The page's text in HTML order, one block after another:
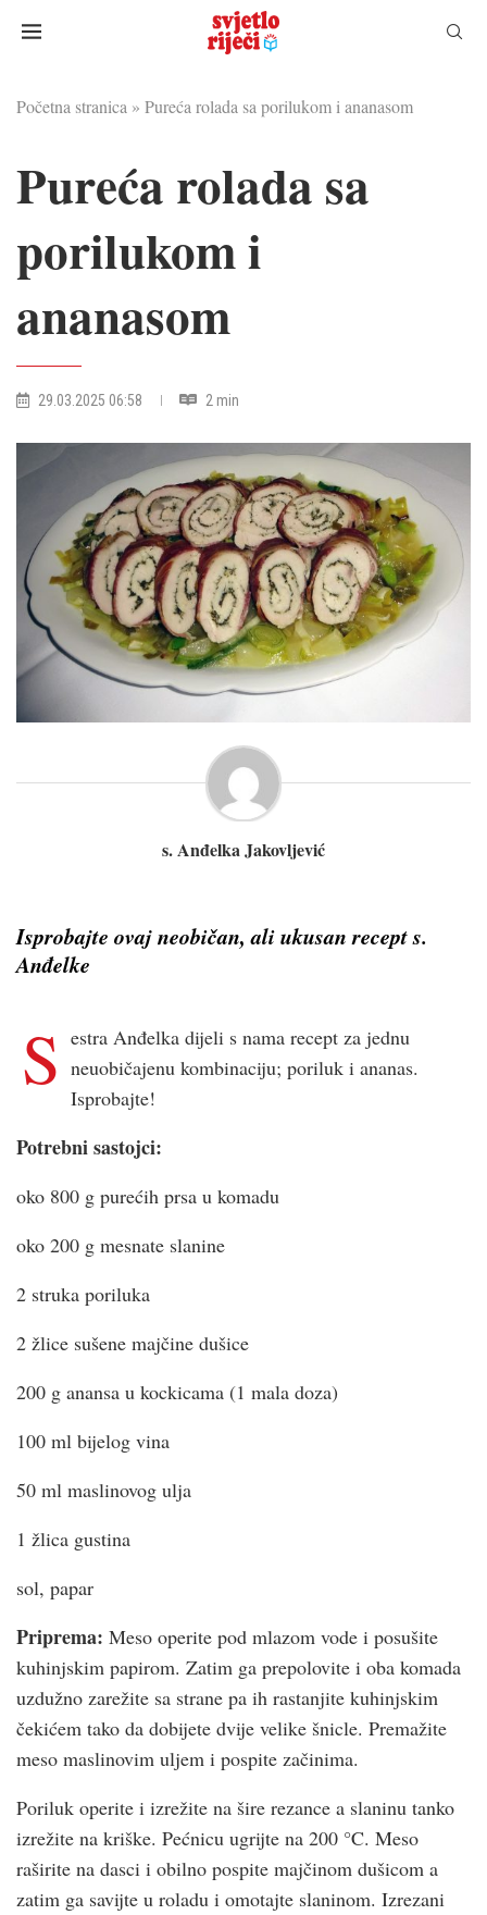
Početna stranica » Pureća rolada sa porilukom i ananasom
Pureća rolada sa
porilukom i
ananasom
29.03.2025 06:58 2 min
s. Anđelka Jakovljević
Isprobajte ovaj neobičan, ali ukusan recept s.
Anđelke
S estra Anđelka dijeli s nama recept za jednu
neuobičajenu kombinaciju; poriluk i ananas.
Isprobajte!
Potrebni sastojci:
oko 800 g purećih prsa u komadu
oko 200 g mesnate slanine
2 struka poriluka
2 žlice sušene majčine dušice
200 g anansa u kockicama (1 mala doza)
100 ml bijelog vina
50 ml maslinovog ulja
1 žlica gustina
sol, papar
Priprema: Meso operite pod mlazom vode i posušite
kuhinjskim papirom. Zatim ga prepolovite i oba komada
uzdužno zarežite sa strane pa ih rastanjite kuhinjskim
čekićem tako da dobijete dvije velike šnicle. Premažite
meso maslinovim uljem i pospite začinima.
Poriluk operite i izrežite na šire rezance a slaninu tanko
izrežite na kriške. Pećnicu ugrijte na 200 °C. Meso
raširite na dasci i obilno pospite majčinom dušicom a
zatim ga savijte u roladu i omotajte slaninom. Izrezani